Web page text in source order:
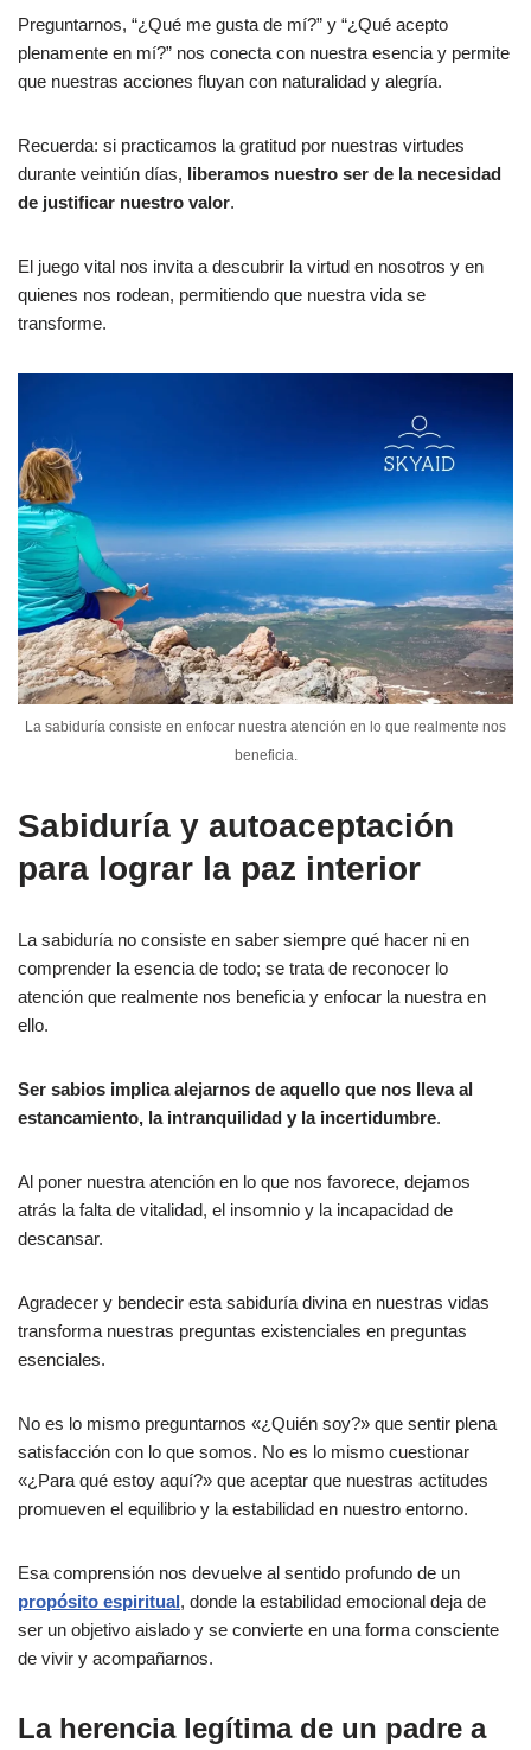
Preguntarnos, “¿Qué me gusta de mí?” y “¿Qué acepto
plenamente en mí?” nos conecta con nuestra esencia y permite
que nuestras acciones fluyan con naturalidad y alegría.
Recuerda: si practicamos la gratitud por nuestras virtudes
durante veintiún días, liberamos nuestro ser de la necesidad
de justificar nuestro valor.
El juego vital nos invita a descubrir la virtud en nosotros y en
quienes nos rodean, permitiendo que nuestra vida se
transforme.
La sabiduría consiste en enfocar nuestra atención en lo que realmente nos
beneficia.
Sabiduría y autoaceptación
para lograr la paz interior
La sabiduría no consiste en saber siempre qué hacer ni en
comprender la esencia de todo; se trata de reconocer lo
atención que realmente nos beneficia y enfocar la nuestra en
ello.
Ser sabios implica alejarnos de aquello que nos lleva al
estancamiento, la intranquilidad y la incertidumbre.
Al poner nuestra atención en lo que nos favorece, dejamos
atrás la falta de vitalidad, el insomnio y la incapacidad de
descansar.
Agradecer y bendecir esta sabiduría divina en nuestras vidas
transforma nuestras preguntas existenciales en preguntas
esenciales.
No es lo mismo preguntarnos «¿Quién soy?» que sentir plena
satisfacción con lo que somos. No es lo mismo cuestionar
«¿Para qué estoy aquí?» que aceptar que nuestras actitudes
promueven el equilibrio y la estabilidad en nuestro entorno.
Esa comprensión nos devuelve al sentido profundo de un
propósito espiritual, donde la estabilidad emocional deja de
ser un objetivo aislado y se convierte en una forma consciente
de vivir y acompañarnos.
La herencia legítima de un padre a